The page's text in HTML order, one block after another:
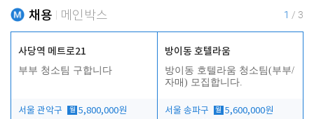
채용 메인박스 1 / 3
사당역 메트로21
부부 청소팀 구합니다
서울 관악구 월 5,800,000원
방이동 호텔라움
방이동 호텔라움 청소팀(부부/
자매) 모집합니다.
서울 송파구 월 5,600,000원